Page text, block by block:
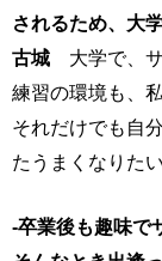
されるため、大
古城 大学で、サ
練習の環境も、
それだけでも自
たうまくなりた
-卒業後も趣味で